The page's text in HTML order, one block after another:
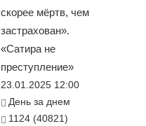
скорее мёртв, чем
застрахован».
«Сатира не
преступление»
23.01.2025 12:00
День за днем
1124 (40821)